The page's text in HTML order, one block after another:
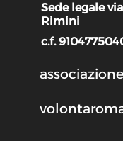
Sede legale
Rimini
c.f.